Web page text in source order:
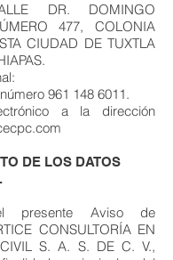
DR. DOMINGO
477, COLONIA
CIUDAD DE TUXTLA
961 148 6011.
a la dirección
DE LOS DATOS
presente Aviso de
CONSULTORÍA EN
CIVIL S. A. S. DE C. V.,